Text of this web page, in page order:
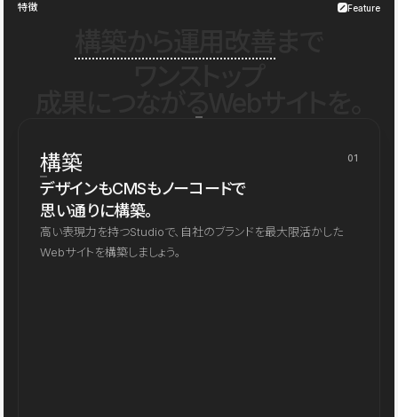
特徴 Feature
構築 01
デザインもCMSもノーコードで
思い通りに構築。
高い表現力を持つStudioで、自社のブランドを最大限活かした
Webサイトを構築しましょう。